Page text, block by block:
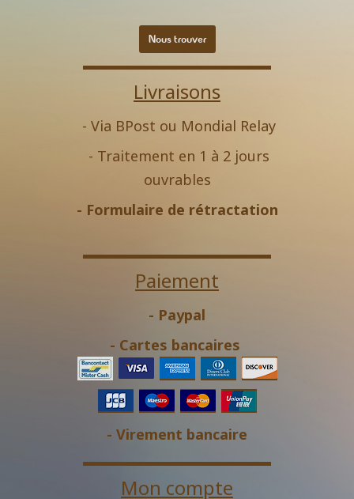
Nous trouver
Livraisons
- Via BPost ou Mondial Relay
- Traitement en 1 à 2 jours
ouvrables
- Formulaire de rétractation
Paiement
- Paypal
- Cartes bancaires
- Virement bancaire
Mon compte